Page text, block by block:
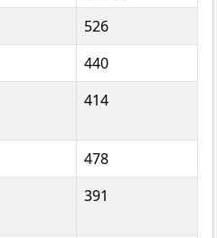
526
440
414
478
391